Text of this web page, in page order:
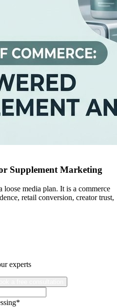
Supplement Marketing
media plan. It is a commerce
retail conversion, creator trust,
experts